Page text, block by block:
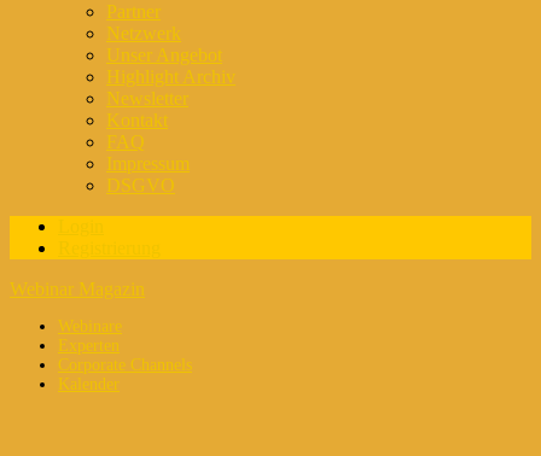
Partner
Netzwerk
Unser Angebot
Highlight Archiv
Newsletter
Kontakt
FAQ
Impressum
DSGVO
Webinar Magazin
Webinare
Experten
Corporate Channels
Kalender